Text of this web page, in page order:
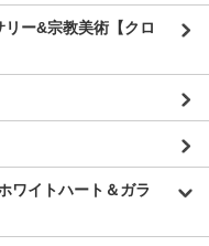
ー&宗教美術【クロ
ワイトハート＆ガラ